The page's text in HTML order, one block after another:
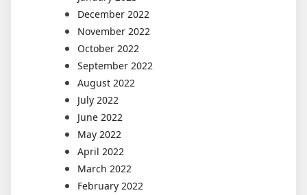
December 2022
November 2022
October 2022
September 2022
August 2022
July 2022
June 2022
May 2022
April 2022
March 2022
February 2022